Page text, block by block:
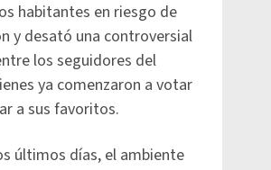
habitantes en riesgo de
y desató una controversial
los seguidores del
ya comenzaron a votar
a sus favoritos.
últimos días, el ambiente